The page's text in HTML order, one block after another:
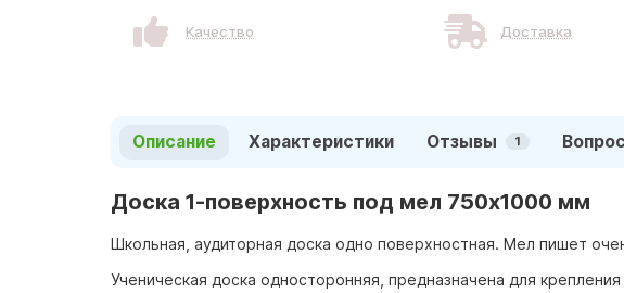
Качество Доставка
Описание Характеристики Отзывы 1
Доска 1-поверхность под мел 750х1000 мм
Школьная, аудиторная доска одно поверхностная. Мел пишет
Ученическая доска односторонняя, предназначена для